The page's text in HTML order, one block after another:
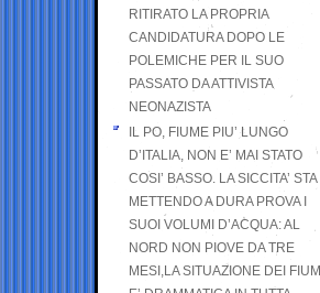
RITIRATO LA PROPRIA
CANDIDATURA DOPO LE
POLEMICHE PER IL SUO
PASSATO DA ATTIVISTA
NEONAZISTA
IL PO, FIUME PIU’ LUNGO
D’ITALIA, NON E’ MAI STATO
COSI’ BASSO. LA SICCITA’ STA
METTENDO A DURA PROVA I
SUOI VOLUMI D’ACQUA: AL
NORD NON PIOVE DA TRE
MESI,LA SITUAZIONE DEI FIUMI